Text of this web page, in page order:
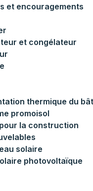
et encouragements
et congélateur
thermique du
promoisol
la construction
solaire
photovoltaïque